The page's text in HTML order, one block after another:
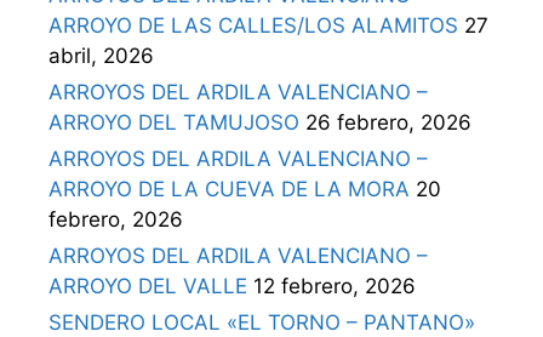
ARROYO DE LAS CALLES/LOS ALAMITOS 27
abril, 2026
ARROYOS DEL ARDILA VALENCIANO –
ARROYO DEL TAMUJOSO 26 febrero, 2026
ARROYOS DEL ARDILA VALENCIANO –
ARROYO DE LA CUEVA DE LA MORA 20
febrero, 2026
ARROYOS DEL ARDILA VALENCIANO –
ARROYO DEL VALLE 12 febrero, 2026
SENDERO LOCAL «EL TORNO – PANTANO»